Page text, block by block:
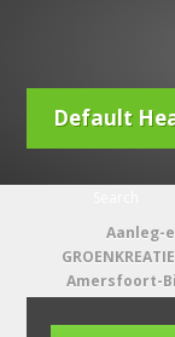
Default
Aanleg-
Amersfoort-